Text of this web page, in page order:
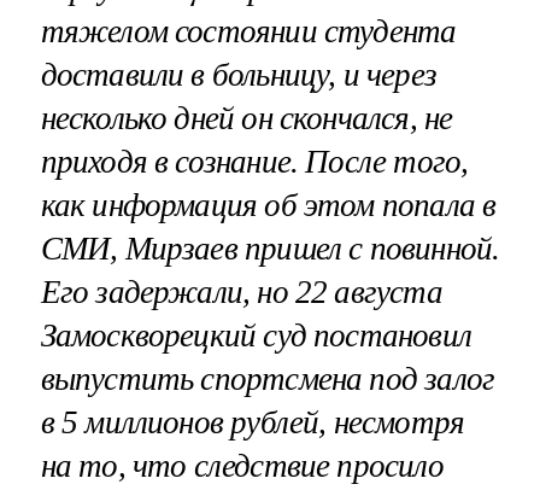
тяжелом состоянии студента
доставили в больницу, и через
несколько дней он скончался, не
приходя в сознание. После того,
как информация об этом попала в
СМИ, Мирзаев пришел с повинной.
Его задержали, но 22 августа
Замоскворецкий суд постановил
выпустить спортсмена под залог
в 5 миллионов рублей, несмотря
на то, что следствие просило